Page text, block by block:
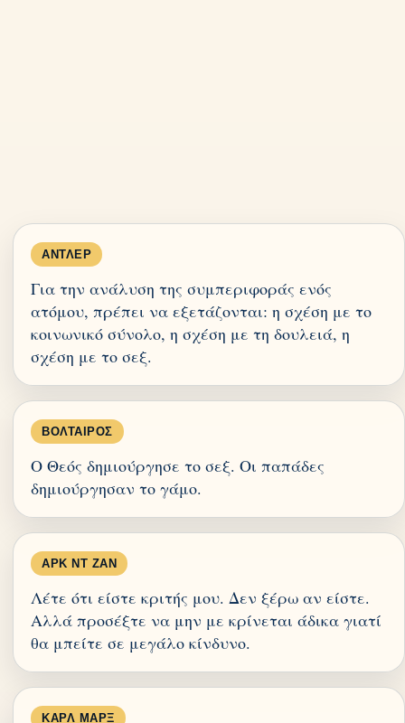
ΆΝΤΛΕΡ
Για την ανάλυση της συμπεριφοράς ενός
ατόμου, πρέπει να εξετάζονται: η σχέση με το
κοινωνικό σύνολο, η σχέση με τη δουλειά, η
σχέση με το σεξ.
ΒΟΛΤΑΊΡΟΣ
Ο Θεός δημιούργησε το σεξ. Οι παπάδες
δημιούργησαν το γάμο.
ΑΡΚ ΝΤ ΖΑΝ
Λέτε ότι είστε κριτής μου. Δεν ξέρω αν είστε.
Αλλά προσέξτε να μην με κρίνεται άδικα γιατί
θα μπείτε σε μεγάλο κίνδυνο.
ΚΑΡΛ ΜΑΡΞ